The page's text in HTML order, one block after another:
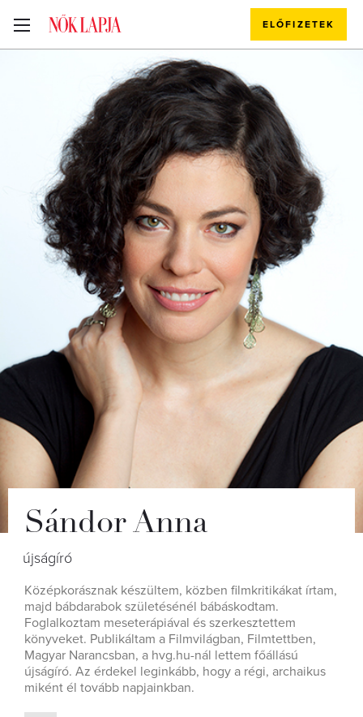
ELŐFIZETEK
Sándor Anna
újságíró
Középkorásznak készültem, közben filmkritikákat írtam,
majd bábdarabok születésénél bábáskodtam.
Foglalkoztam meseterápiával és szerkesztettem
könyveket. Publikáltam a Filmvilágban, Filmtettben,
Magyar Narancsban, a hvg.hu-nál lettem főállású
újságíró. Az érdekel leginkább, hogy a régi, archaikus
miként él tovább napjainkban.